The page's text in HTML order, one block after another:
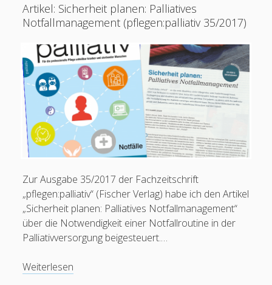
Feeds
Anmelden
Eintrags-Feed
Artikel: Sicherheit planen: Palliatives
Notfallmanagement (pflegen:palliativ 35/2017)
Zur Ausgabe 35/2017 der Fachzeitschrift
„pflegen:palliativ“ (Fischer Verlag) habe ich den Artikel
„Sicherheit planen: Palliatives Notfallmanagement“
über die Notwendigkeit einer Notfallroutine in der
Palliativversorgung beigesteuert.…
Weiterlesen